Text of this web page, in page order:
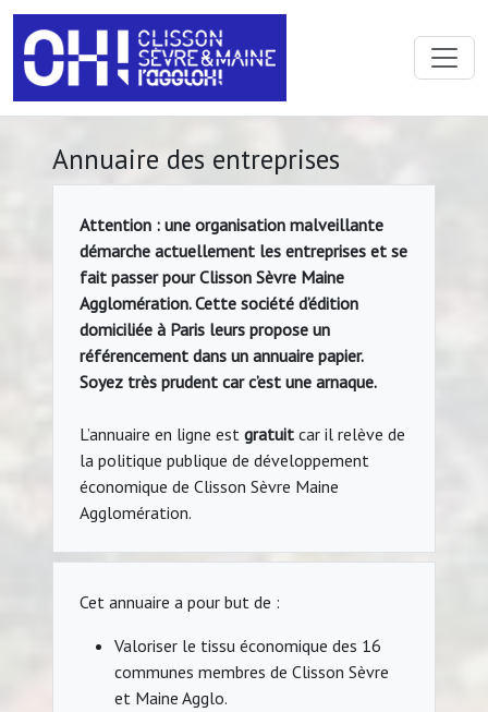
Annuaire des entreprises
Attention : une organisation malveillante
démarche actuellement les entreprises et se
fait passer pour Clisson Sèvre Maine
Agglomération. Cette société d’édition
domiciliée à Paris leurs propose un
référencement dans un annuaire papier.
Soyez très prudent car c’est une arnaque.
L’annuaire en ligne est gratuit car il relève de
la politique publique de développement
économique de Clisson Sèvre Maine
Agglomération.
Cet annuaire a pour but de :
Valoriser le tissu économique des 16
communes membres de Clisson Sèvre
et Maine Agglo.